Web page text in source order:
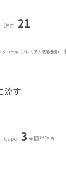
速さ 21
クロール（プレミアム限定機能）
流す
Capo 3 ★簡単弾き